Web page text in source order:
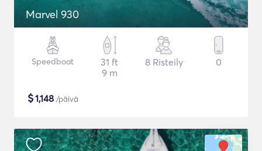
Marvel 930
Speedboat
31 ft
9 m
8 Risteily 0
$1,148 /päivä